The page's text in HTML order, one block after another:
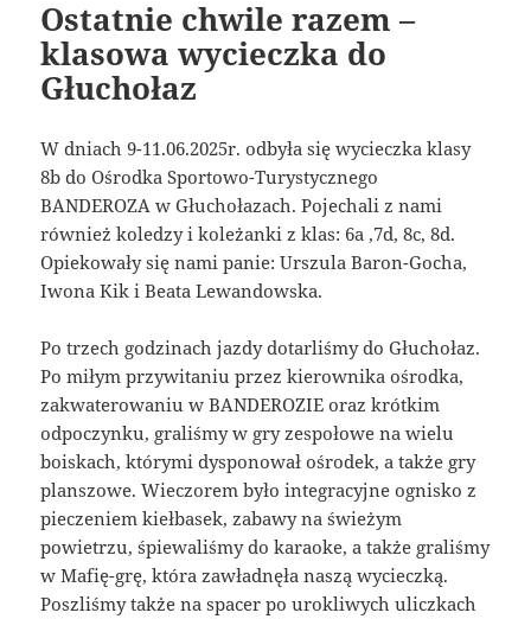
Ostatnie chwile razem –
klasowa wycieczka do
Głuchołaz
W dniach 9-11.06.2025r. odbyła się wycieczka klasy
8b do Ośrodka Sportowo-Turystycznego
BANDEROZA w Głuchołazach. Pojechali z nami
również koledzy i koleżanki z klas: 6a ,7d, 8c, 8d.
Opiekowały się nami panie: Urszula Baron-Gocha,
Iwona Kik i Beata Lewandowska.
Po trzech godzinach jazdy dotarliśmy do Głuchołaz.
Po miłym przywitaniu przez kierownika ośrodka,
zakwaterowaniu w BANDEROZIE oraz krótkim
odpoczynku, graliśmy w gry zespołowe na wielu
boiskach, którymi dysponował ośrodek, a także gry
planszowe. Wieczorem było integracyjne ognisko z
pieczeniem kiełbasek, zabawy na świeżym
powietrzu, śpiewaliśmy do karaoke, a także graliśmy
w Mafię-grę, która zawładnęła naszą wycieczką.
Poszliśmy także na spacer po urokliwych uliczkach